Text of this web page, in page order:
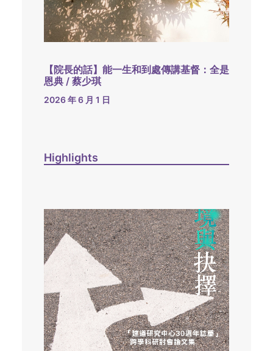
【院長的話】能一生和到處傳講基督：全是
恩典 / 蔡少琪
2026 年 6 月 1 日
Highlights